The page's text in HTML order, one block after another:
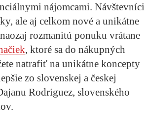
nájomcami. Návštevníci
ale aj celkom nové a unikátne
rozmanitú ponuku vrátane
, ktoré sa do nákupných
natrafiť na unikátne koncepty
zo slovenskej a českej
Rodriguez, slovenského